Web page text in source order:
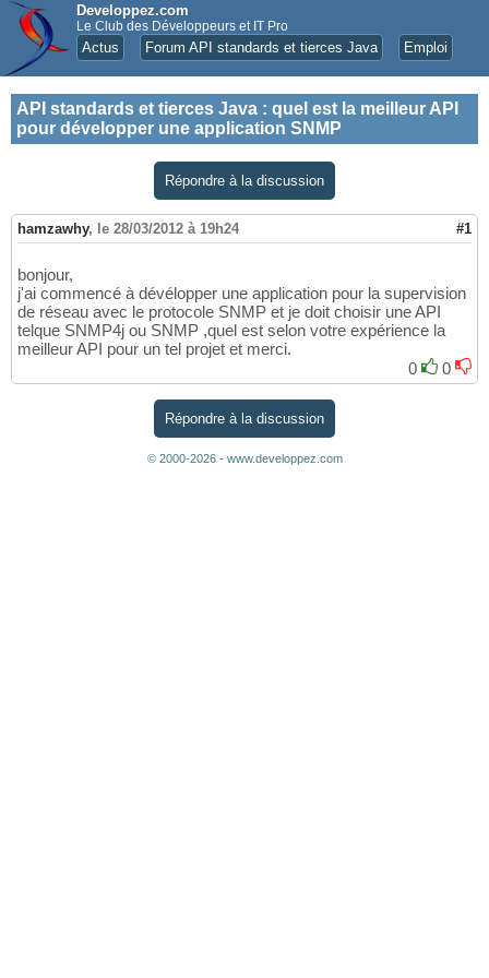
Developpez.com
Le Club des Développeurs et IT Pro
Actus Forum API standards et tierces Java Emploi
API standards et tierces Java : quel est la meilleur API
pour développer une application SNMP
Répondre à la discussion
hamzawhy, le 28/03/2012 à 19h24 #1
bonjour,
j'ai commencé à dévélopper une application pour la supervision
de réseau avec le protocole SNMP et je doit choisir une API
telque SNMP4j ou SNMP ,quel est selon votre expérience la
meilleur API pour un tel projet et merci.
0
0
Répondre à la discussion
© 2000-2026 - www.developpez.com